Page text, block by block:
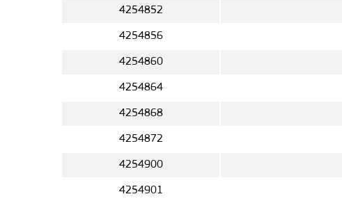
4254852
4254856
4254860
4254864
4254868
4254872
4254900
4254901